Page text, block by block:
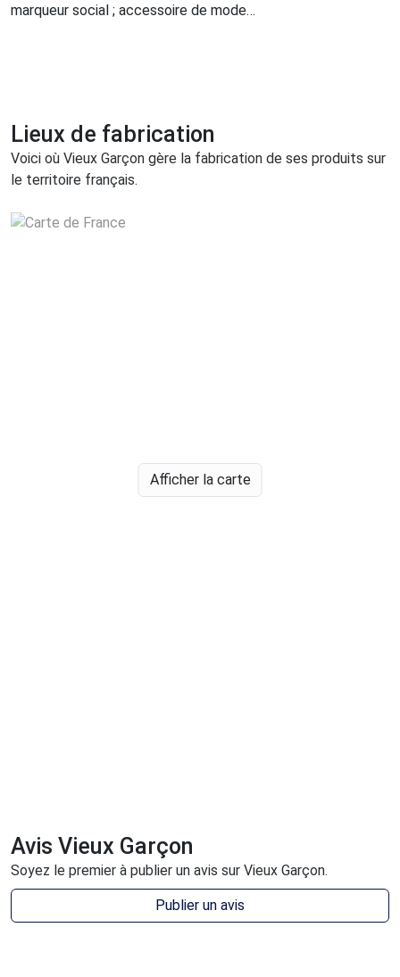
marqueur social ; accessoire de mode…
Lieux de fabrication
Voici où Vieux Garçon gère la fabrication de ses produits sur
le territoire français.
Afficher la carte
Avis Vieux Garçon
Soyez le premier à publier un avis sur Vieux Garçon.
Publier un avis